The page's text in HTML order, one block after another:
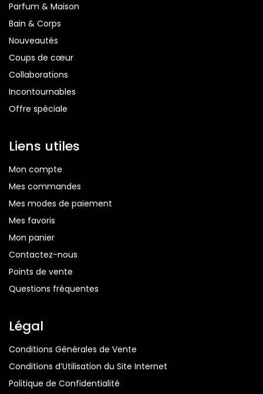
Liens utiles
Mon compte
Mes commandes
Mes modes de paiement
Mes favoris
Mon panier
Contactez-nous
Points de vente
Questions fréquentes
Légal
Conditions Générales de Vente
Conditions d’Utilisation du Site Internet
Politique de Confidentialité
Parfum & Maison
Bain & Corps
Nouveautés
Coups de cœur
Collaborations
Incontournables
Offre spéciale